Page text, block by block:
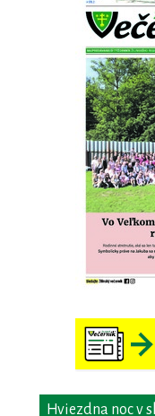
Hviezdna noc v